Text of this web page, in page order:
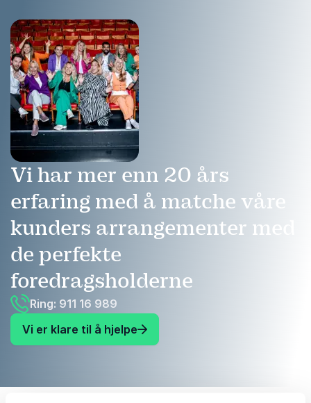
Vi har mer enn 20 års
erfaring med å matche våre
kunders arrangementer med
de perfekte
foredragsholderne
Ring: 911 16 989
Vi er klare til å hjelpe